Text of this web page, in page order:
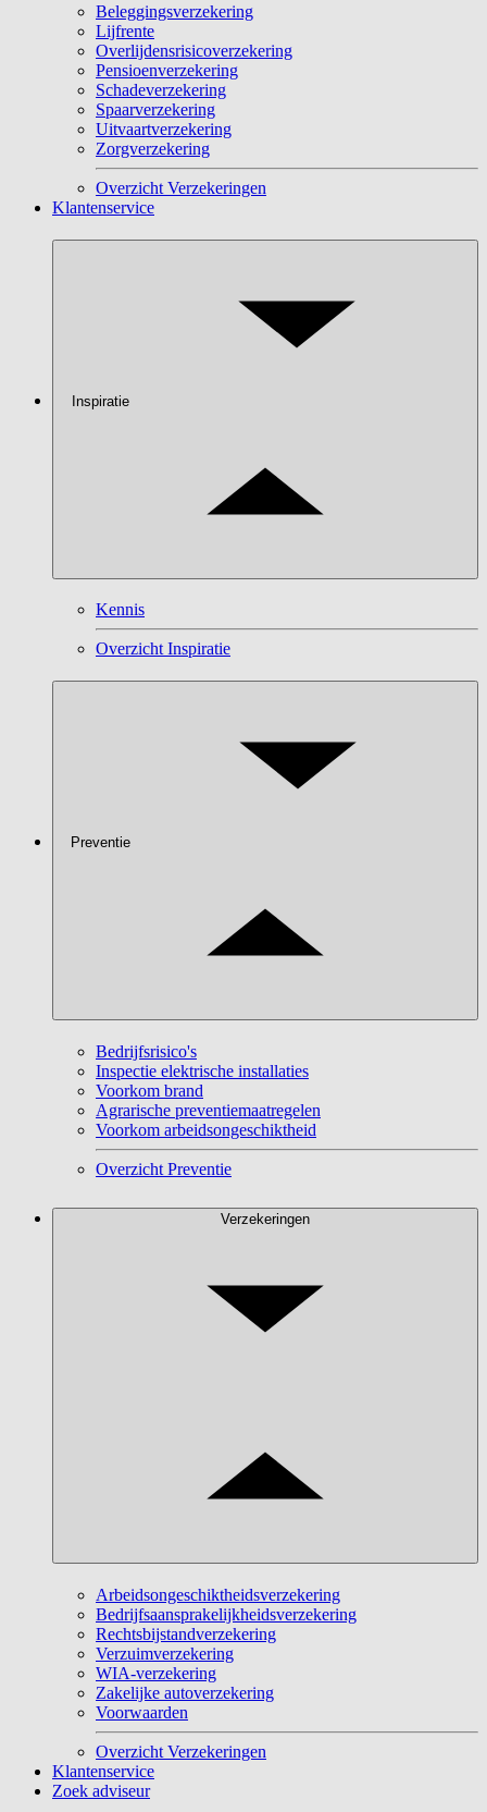
Beleggingsverzekering
Lijfrente
Overlijdensrisicoverzekering
Pensioenverzekering
Schadeverzekering
Spaarverzekering
Uitvaartverzekering
Zorgverzekering
Overzicht Verzekeringen
Klantenservice
Inspiratie
Kennis
Overzicht Inspiratie
Preventie
Bedrijfsrisico's
Inspectie elektrische installaties
Voorkom brand
Agrarische preventiemaatregelen
Voorkom arbeidsongeschiktheid
Overzicht Preventie
Verzekeringen
Arbeidsongeschiktheidsverzekering
Bedrijfsaansprakelijkheidsverzekering
Rechtsbijstandverzekering
Verzuimverzekering
WIA-verzekering
Zakelijke autoverzekering
Voorwaarden
Overzicht Verzekeringen
Klantenservice
Zoek adviseur